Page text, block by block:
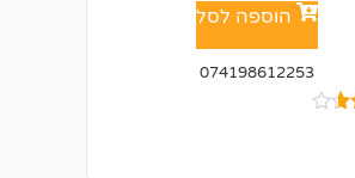
הוספה לסל
074198612253